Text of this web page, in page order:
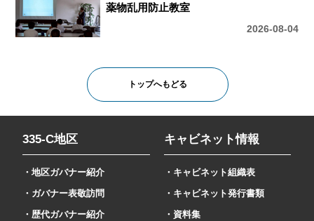
薬物乱用防止教室
2026-08-04
トップへもどる
335-C地区
・地区ガバナー紹介
・ガバナー表敬訪問
・歴代ガバナー紹介
キャビネット情報
・キャビネット組織表
・キャビネット発行書類
・資料集